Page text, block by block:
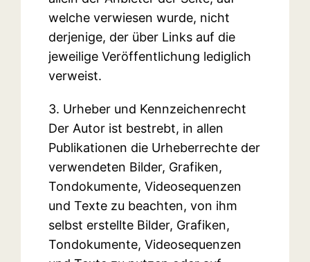
welche verwiesen wurde, nicht
derjenige, der über Links auf die
jeweilige Veröffentlichung lediglich
verweist.
3. Urheber und Kennzeichenrecht
Der Autor ist bestrebt, in allen
Publikationen die Urheberrechte der
verwendeten Bilder, Grafiken,
Tondokumente, Videosequenzen
und Texte zu beachten, von ihm
selbst erstellte Bilder, Grafiken,
Tondokumente, Videosequenzen